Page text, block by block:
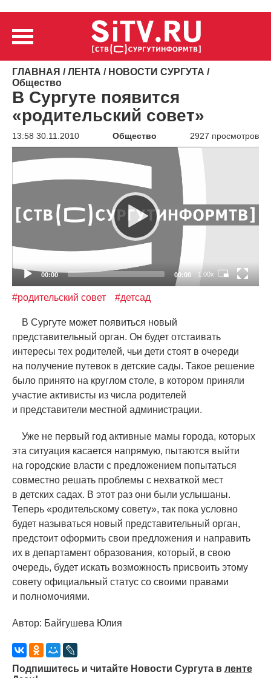
ГЛАВНАЯ /ЛЕНТА / НОВОСТИ СУРГУТА /
Общество
В Сургуте появится
«родительский совет»
13:58 30.11.2010 Общество 2927 просмотров
00:00 00:00 1.00x
#родительский совет #детсад
В Сургуте может появиться новый
представительный орган. Он будет отстаивать
интересы тех родителей, чьи дети стоят в очереди
на получение путевок в детские сады. Такое решение
было принято на круглом столе, в котором приняли
участие активисты из числа родителей
и представители местной администрации.
Уже не первый год активные мамы города, которых
эта ситуация касается напрямую, пытаются выйти
на городские власти с предложением попытаться
совместно решать проблемы с нехваткой мест
в детских садах. В этот раз они были услышаны.
Теперь «родительскому совету», так пока условно
будет называться новый представительный орган,
предстоит оформить свои предложения и направить
их в департамент образования, который, в свою
очередь, будет искать возможность присвоить этому
совету официальный статус со своими правами
и полномочиями.
Автор: Байгушева Юлия
Подпишитесь и читайте Новости Сургута в ленте